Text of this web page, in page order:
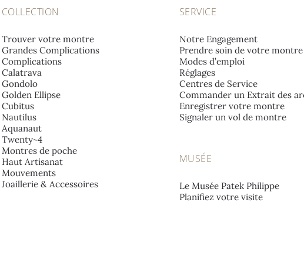
COLLECTION
Trouver votre montre
Grandes Complications
Complications
Calatrava
Gondolo
Golden Ellipse
Cubitus
Nautilus
Aquanaut
Twenty~4
Montres de poche
Haut Artisanat
Mouvements
Joaillerie & Accessoires
SERVICE
Notre Engagement
Prendre soin de votre montre
Modes d’emploi
Réglages
Centres de Service
Commander un Extrait des
Enregistrer votre montre
Signaler un vol de montre
MUSÉE
Le Musée Patek Philippe
Planifiez votre visite